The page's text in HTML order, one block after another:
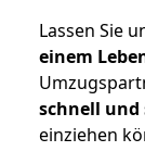
Lassen Sie
einem
schnell und
einziehen